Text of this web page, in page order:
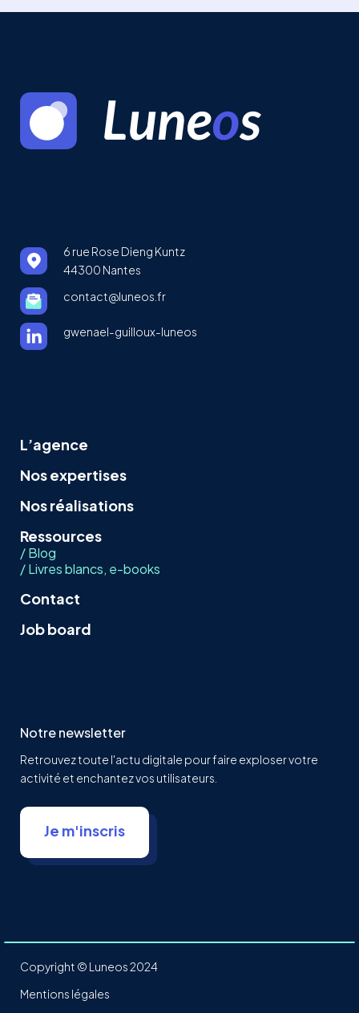
6 rue Rose Dieng Kuntz
44300 Nantes
contact@luneos.fr
gwenael-guilloux-luneos
L’agence
Nos expertises
Nos réalisations
Ressources
/ Blog
/ Livres blancs, e-books
Contact
Job board
Notre newsletter
Retrouvez toute l'actu digitale pour faire exploser votre
activité et enchantez vos utilisateurs.
Je m'inscris
Copyright © Luneos 2024
Mentions légales